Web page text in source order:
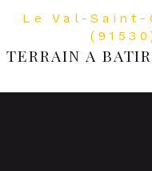
Le Val-Saint-Germain
TERRAIN A